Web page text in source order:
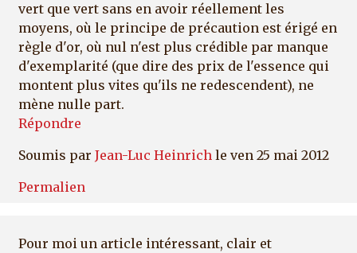
vert que vert sans en avoir réellement les
moyens, où le principe de précaution est érigé en
règle d'or, où nul n'est plus crédible par manque
d'exemplarité (que dire des prix de l'essence qui
montent plus vites qu'ils ne redescendent), ne
mène nulle part.
Répondre
Soumis par Jean-Luc Heinrich le ven 25 mai 2012
Permalien
Pour moi un article intéressant, clair et